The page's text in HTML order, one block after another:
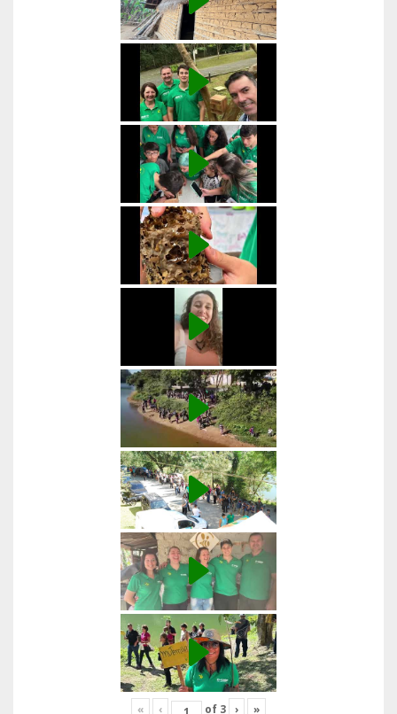
« ‹ of 3 › »